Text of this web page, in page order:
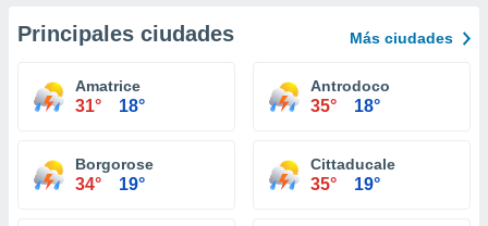
Principales ciudades Más ciudades
Amatrice
31° 18°
Antrodoco
35° 18°
Borgorose
34° 19°
Cittaducale
35° 19°